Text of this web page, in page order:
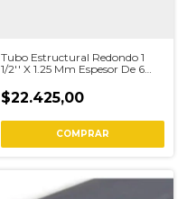
Tubo Estructural Redondo 1
1/2'' X 1.25 Mm Espesor De 6
$22.425,00
COMPRAR